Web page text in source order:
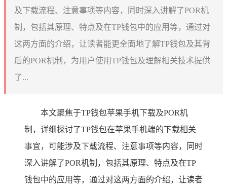
及下载流程、注意事项等内容，同时深入讲解了POR机
制，包括其原理、特点及在TP钱包中的应用等，通过对
这两方面的介绍，让读者能更全面地了解TP钱包及其背
后的POR机制，为用户使用TP钱包及理解相关技术提供
了...
本文聚焦于TP钱包苹果手机下载及POR机
制，详细探讨了TP钱包在苹果手机端的下载相关
事宜，可能涉及下载流程、注意事项等内容，同时
深入讲解了POR机制，包括其原理、特点及在TP
钱包中的应用等，通过对这两方面的介绍，让读者